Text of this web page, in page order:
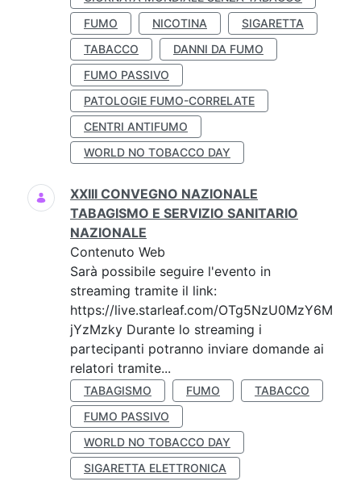
FUMO
NICOTINA
SIGARETTA
TABACCO
DANNI DA FUMO
FUMO PASSIVO
PATOLOGIE FUMO-CORRELATE
CENTRI ANTIFUMO
WORLD NO TOBACCO DAY
XXIII CONVEGNO NAZIONALE
TABAGISMO E SERVIZIO SANITARIO
NAZIONALE
Contenuto Web
Sarà possibile seguire l'evento in
streaming tramite il link:
https://live.starleaf.com/OTg5NzU0MzY6M
jYzMzky Durante lo streaming i
partecipanti potranno inviare domande ai
relatori tramite...
TABAGISMO FUMO
TABACCO
FUMO PASSIVO
WORLD NO TOBACCO DAY
SIGARETTA ELETTRONICA